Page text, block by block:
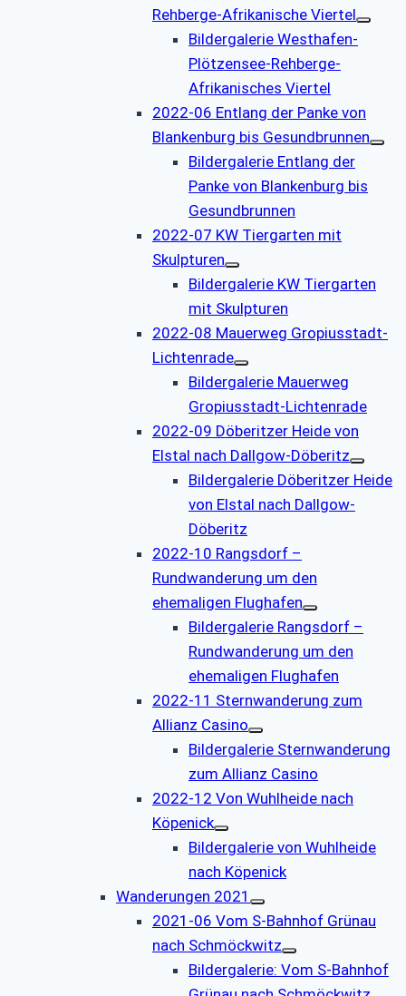
Rehberge-Afrikanische Viertel
Bildergalerie Westhafen-
Plötzensee-Rehberge-
Afrikanisches Viertel
2022-06 Entlang der Panke von
Blankenburg bis Gesundbrunnen
Bildergalerie Entlang der
Panke von Blankenburg bis
Gesundbrunnen
2022-07 KW Tiergarten mit
Skulpturen
Bildergalerie KW Tiergarten
mit Skulpturen
2022-08 Mauerweg Gropiusstadt-
Lichtenrade
Bildergalerie Mauerweg
Gropiusstadt-Lichtenrade
2022-09 Döberitzer Heide von
Elstal nach Dallgow-Döberitz
Bildergalerie Döberitzer Heide
von Elstal nach Dallgow-
Döberitz
2022-10 Rangsdorf –
Rundwanderung um den
ehemaligen Flughafen
Bildergalerie Rangsdorf –
Rundwanderung um den
ehemaligen Flughafen
2022-11 Sternwanderung zum
Allianz Casino
Bildergalerie Sternwanderung
zum Allianz Casino
2022-12 Von Wuhlheide nach
Köpenick
Bildergalerie von Wuhlheide
nach Köpenick
Wanderungen 2021
2021-06 Vom S-Bahnhof Grünau
nach Schmöckwitz
Bildergalerie: Vom S-Bahnhof